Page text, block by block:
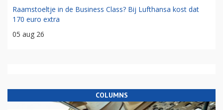
Raamstoeltje in de Business Class? Bij Lufthansa kost dat
170 euro extra
05 aug 26
COLUMNS